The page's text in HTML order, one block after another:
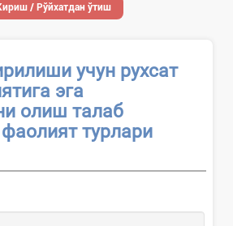
/ Рўйхатдан ўтиш
учун рухсат
эга
олиш талаб
турлари